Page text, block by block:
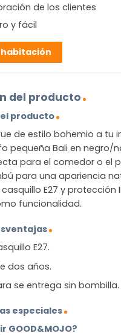
de los clientes
y fácil
del producto
producto
de estilo bohemio a tu
pequeña Bali en negro/
para el comedor o el
para una apariencia
E27 y protección
funcionalidad.
E27.
dos años.
se entrega sin bombilla.
especiales
GOOD&MOJO?